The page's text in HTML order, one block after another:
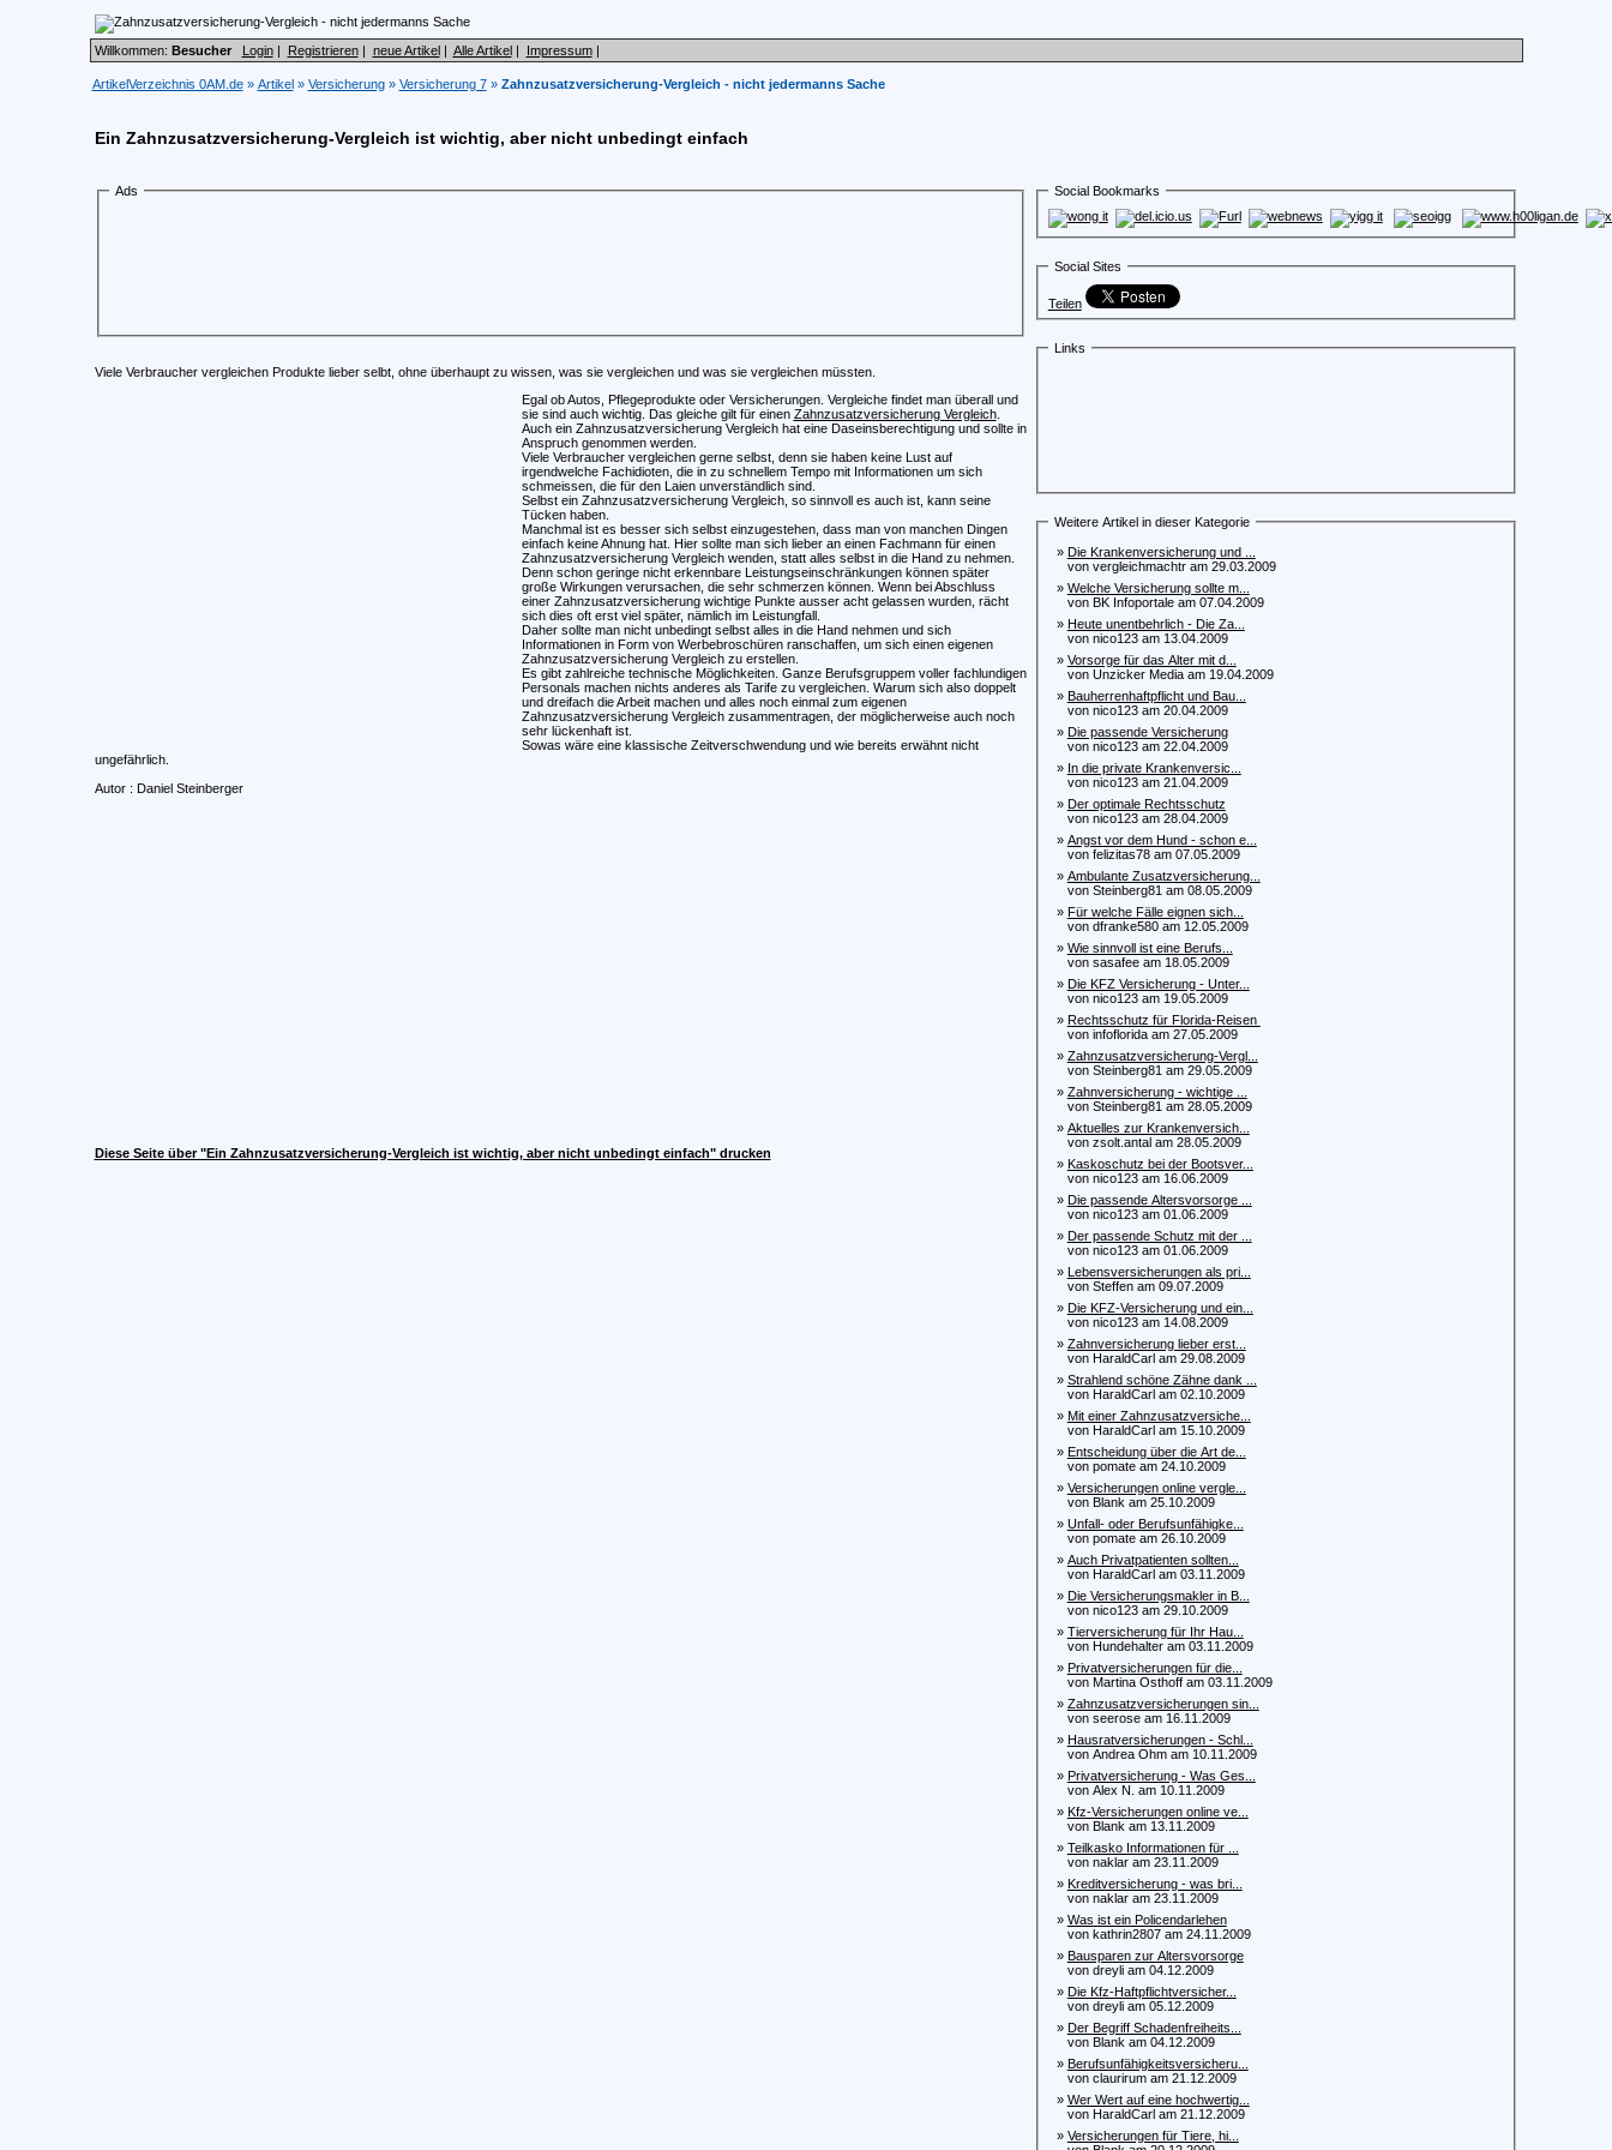
Willkommen: Besucher Login| Registrieren| neue Artikel| Alle Artikel| Impressum|
ArtikelVerzeichnis 0AM.de» Artikel» Versicherung» Versicherung 7» Zahnzusatzversicherung-Vergleich - nicht jedermanns Sache
Ein Zahnzusatzversicherung-Vergleich ist wichtig, aber nicht unbedingt einfach
Ads
Viele Verbraucher vergleichen Produkte lieber selbt, ohne überhaupt zu wissen, was sie vergleichen und was sie vergleichen müssten.
Egal ob Autos, Pflegeprodukte oder Versicherungen. Vergleiche findet man überall und
sie sind auch wichtig. Das gleiche gilt für einen Zahnzusatzversicherung Vergleich.
Auch ein Zahnzusatzversicherung Vergleich hat eine Daseinsberechtigung und sollte in
Anspruch genommen werden.
Viele Verbraucher vergleichen gerne selbst, denn sie haben keine Lust auf
irgendwelche Fachidioten, die in zu schnellem Tempo mit Informationen um sich
schmeissen, die für den Laien unverständlich sind.
Selbst ein Zahnzusatzversicherung Vergleich, so sinnvoll es auch ist, kann seine
Tücken haben.
Manchmal ist es besser sich selbst einzugestehen, dass man von manchen Dingen
einfach keine Ahnung hat. Hier sollte man sich lieber an einen Fachmann für einen
Zahnzusatzversicherung Vergleich wenden, statt alles selbst in die Hand zu nehmen.
Denn schon geringe nicht erkennbare Leistungseinschränkungen können später
große Wirkungen verursachen, die sehr schmerzen können. Wenn bei Abschluss
einer Zahnzusatzversicherung wichtige Punkte ausser acht gelassen wurden, rächt
sich dies oft erst viel später, nämlich im Leistungfall.
Daher sollte man nicht unbedingt selbst alles in die Hand nehmen und sich
Informationen in Form von Werbebroschüren ranschaffen, um sich einen eigenen
Zahnzusatzversicherung Vergleich zu erstellen.
Es gibt zahlreiche technische Möglichkeiten. Ganze Berufsgruppem voller fachlundigen
Personals machen nichts anderes als Tarife zu vergleichen. Warum sich also doppelt
und dreifach die Arbeit machen und alles noch einmal zum eigenen
Zahnzusatzversicherung Vergleich zusammentragen, der möglicherweise auch noch
sehr lückenhaft ist.
Sowas wäre eine klassische Zeitverschwendung und wie bereits erwähnt nicht
ungefährlich.
Autor : Daniel Steinberger
Diese Seite über "Ein Zahnzusatzversicherung-Vergleich ist wichtig, aber nicht unbedingt einfach" drucken
Social Bookmarks
Social Sites
Teilen
Links
Weitere Artikel in dieser Kategorie
» Die Krankenversicherung und ...
von vergleichmachtr am 29.03.2009
» Welche Versicherung sollte m...
von BK Infoportale am 07.04.2009
» Heute unentbehrlich - Die Za...
von nico123 am 13.04.2009
» Vorsorge für das Alter mit d...
von Unzicker Media am 19.04.2009
» Bauherrenhaftpflicht und Bau...
von nico123 am 20.04.2009
» Die passende Versicherung
von nico123 am 22.04.2009
» In die private Krankenversic...
von nico123 am 21.04.2009
» Der optimale Rechtsschutz
von nico123 am 28.04.2009
» Angst vor dem Hund - schon e...
von felizitas78 am 07.05.2009
» Ambulante Zusatzversicherung...
von Steinberg81 am 08.05.2009
» Für welche Fälle eignen sich...
von dfranke580 am 12.05.2009
» Wie sinnvoll ist eine Berufs...
von sasafee am 18.05.2009
» Die KFZ Versicherung - Unter...
von nico123 am 19.05.2009
» Rechtsschutz für Florida-Reisen
von infoflorida am 27.05.2009
» Zahnzusatzversicherung-Vergl...
von Steinberg81 am 29.05.2009
» Zahnversicherung - wichtige ...
von Steinberg81 am 28.05.2009
» Aktuelles zur Krankenversich...
von zsolt.antal am 28.05.2009
» Kaskoschutz bei der Bootsver...
von nico123 am 16.06.2009
» Die passende Altersvorsorge ...
von nico123 am 01.06.2009
» Der passende Schutz mit der ...
von nico123 am 01.06.2009
» Lebensversicherungen als pri...
von Steffen am 09.07.2009
» Die KFZ-Versicherung und ein...
von nico123 am 14.08.2009
» Zahnversicherung lieber erst...
von HaraldCarl am 29.08.2009
» Strahlend schöne Zähne dank ...
von HaraldCarl am 02.10.2009
» Mit einer Zahnzusatzversiche...
von HaraldCarl am 15.10.2009
» Entscheidung über die Art de...
von pomate am 24.10.2009
» Versicherungen online vergle...
von Blank am 25.10.2009
» Unfall- oder Berufsunfähigke...
von pomate am 26.10.2009
» Auch Privatpatienten sollten...
von HaraldCarl am 03.11.2009
» Die Versicherungsmakler in B...
von nico123 am 29.10.2009
» Tierversicherung für Ihr Hau...
von Hundehalter am 03.11.2009
» Privatversicherungen für die...
von Martina Osthoff am 03.11.2009
» Zahnzusatzversicherungen sin...
von seerose am 16.11.2009
» Hausratversicherungen - Schl...
von Andrea Ohm am 10.11.2009
» Privatversicherung - Was Ges...
von Alex N. am 10.11.2009
» Kfz-Versicherungen online ve...
von Blank am 13.11.2009
» Teilkasko Informationen für ...
von naklar am 23.11.2009
» Kreditversicherung - was bri...
von naklar am 23.11.2009
» Was ist ein Policendarlehen
von kathrin2807 am 24.11.2009
» Bausparen zur Altersvorsorge
von dreyli am 04.12.2009
» Die Kfz-Haftpflichtversicher...
von dreyli am 05.12.2009
» Der Begriff Schadenfreiheits...
von Blank am 04.12.2009
» Berufsunfähigkeitsversicheru...
von claurirum am 21.12.2009
» Wer Wert auf eine hochwertig...
von HaraldCarl am 21.12.2009
» Versicherungen für Tiere, hi...